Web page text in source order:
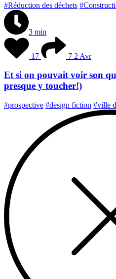
#Réduction des déchets
3 min
17 7 2 Avr
Et si on pouvait voir son
presque y toucher!)
#prospective #design fiction #ville